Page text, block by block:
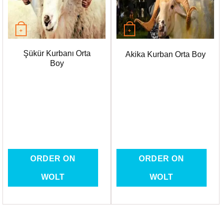
+
Şükür Kurbanı Orta
Boy
ORDER ON
WOLT
+
Akika Kurban Orta Boy
ORDER ON
WOLT